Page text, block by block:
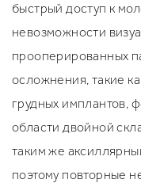
быстрый доступ к
невозможности
прооперированных
осложнения, такие
грудных имплантов,
области двойной
таким же
поэтому повторные